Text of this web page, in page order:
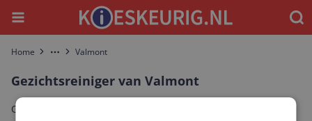
Menu
Home More Valmont
Gezichtsreiniger van Valmont
Ontdek het complete aanbod gezichtsreiniger van Valmont.